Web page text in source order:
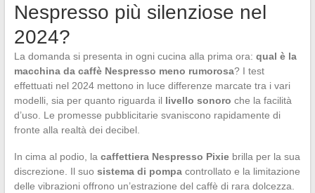
Nespresso più silenziose nel
2024?
La domanda si presenta in ogni cucina alla prima ora: qual è la
macchina da caffè Nespresso meno rumorosa? I test
effettuati nel 2024 mettono in luce differenze marcate tra i vari
modelli, sia per quanto riguarda il livello sonoro che la facilità
d’uso. Le promesse pubblicitarie svaniscono rapidamente di
fronte alla realtà dei decibel.
In cima al podio, la caffettiera Nespresso Pixiebrilla per la sua
discrezione. Il suo sistema di pompacontrollato e la limitazione
delle vibrazioni offrono un’estrazione del caffè di rara dolcezza.